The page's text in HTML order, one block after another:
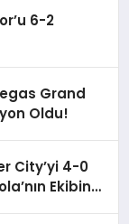
6-2
Grand
Oldu!
City’yi 4-0
Ekibine